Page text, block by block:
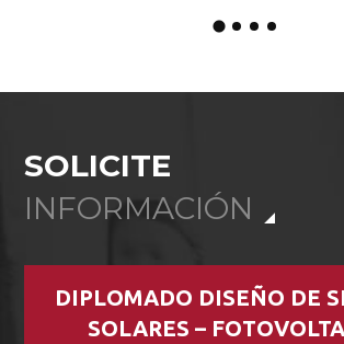
SOLICITE
INFORMACIÓN
DIPLOMADO DISEÑO DE
SOLARES –